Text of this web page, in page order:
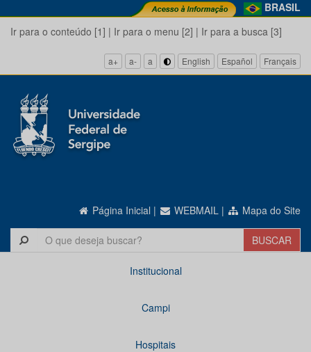
BRASIL
Ir para o conteúdo [1] | Ir para o menu [2] | Ir para a busca [3]
a+ a- a English Español Français
Página Inicial | WEBMAIL | Mapa do Site
Institucional
Campi
Hospitais